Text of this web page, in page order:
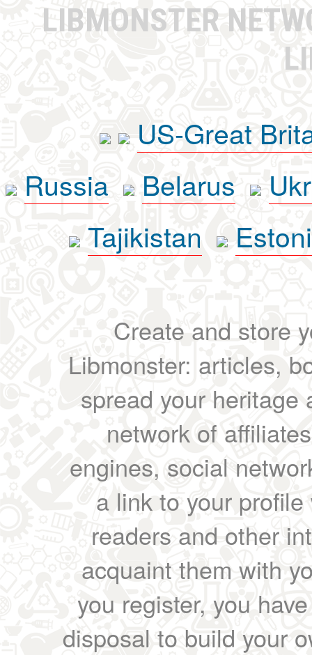
LIBMONSTER
US-Great
Russia
Belarus
Tajikistan
Create and store
Libmonster: articles,
spread your heritage
network of
engines, social
a link to your
readers and other
acquaint them with
you register, you
disposal to build your